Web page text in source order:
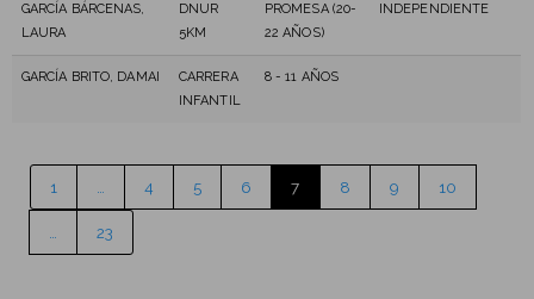
GARCÍA BÁRCENAS,
LAURA
DNUR
5KM
PROMESA (20-
22 AÑOS)
INDEPENDIENTE
GARCÍA BRITO, DAMAI
CARRERA
INFANTIL
8 - 11 AÑOS
1 4 5 6 7 8 9 10
23